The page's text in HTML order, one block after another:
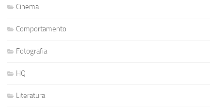
Cinema
Comportamento
Fotografia
HQ
Literatura